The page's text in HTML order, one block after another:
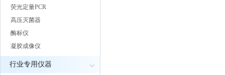
荧光定量PCR
高压灭菌器
酶标仪
凝胶成像仪
行业专用仪器